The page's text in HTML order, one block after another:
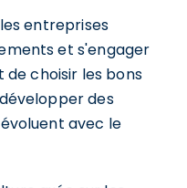
entreprises
et s'engager
de choisir les bons
des
avec le